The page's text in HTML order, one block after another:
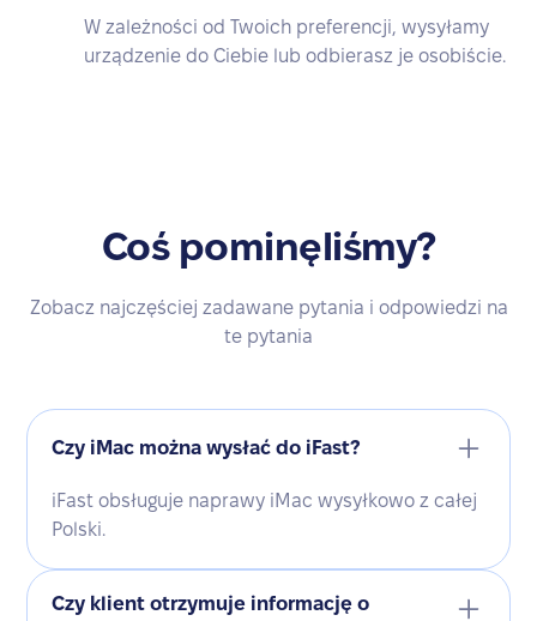
W zależności od Twoich preferencji, wysyłamy
urządzenie do Ciebie lub odbierasz je osobiście.
Coś pominęliśmy?
Zobacz najczęściej zadawane pytania i odpowiedzi na
te pytania
Czy iMac można wysłać do iFast?
iFast obsługuje naprawy iMac wysyłkowo z całej
Polski.
Czy klient otrzymuje informację o